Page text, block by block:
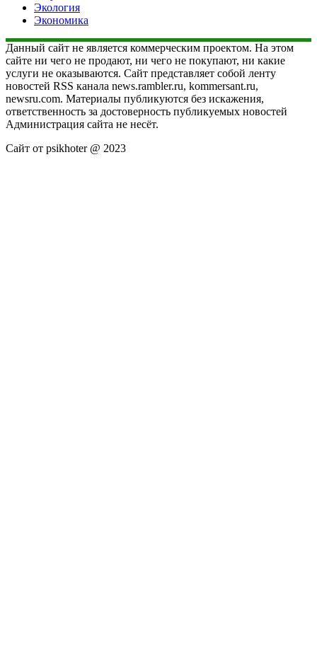
Экология
Экономика
Данный сайт не является коммерческим проектом. На этом
сайте ни чего не продают, ни чего не покупают, ни какие
услуги не оказываются. Сайт представляет собой ленту
новостей RSS канала news.rambler.ru, kommersant.ru,
newsru.com. Материалы публикуются без искажения,
ответственность за достоверность публикуемых новостей
Администрация сайта не несёт.
Сайт от psikhoter @ 2023